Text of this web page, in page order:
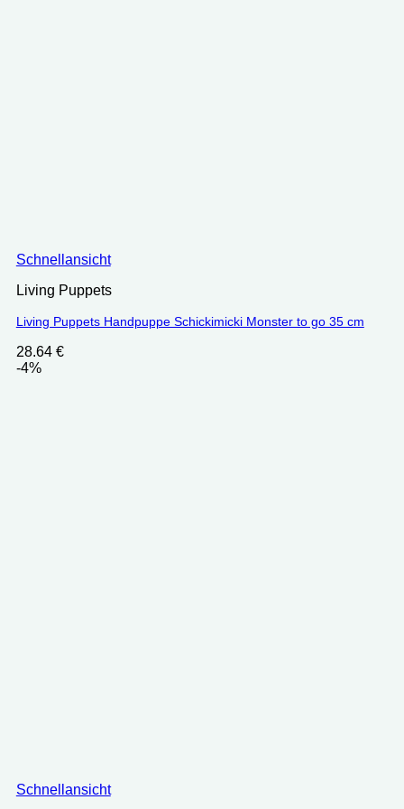
Schnellansicht
Living Puppets
Living Puppets Handpuppe Schickimicki Monster to go 35 cm
28.64 €
-4%
Schnellansicht